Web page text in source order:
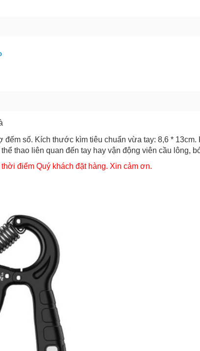
đếm số. Kích thước kìm tiêu chuẩn vừa tay: 8,6 * 13cm.
thao liên quan đến tay hay vận động viên cầu lông,
điểm Quý khách đặt hàng. Xin cảm ơn.